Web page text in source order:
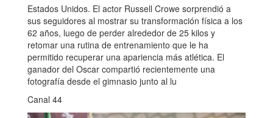
Estados Unidos. El actor Russell Crowe sorprendió a
sus seguidores al mostrar su transformación física a los
62 años, luego de perder alrededor de 25 kilos y
retomar una rutina de entrenamiento que le ha
permitido recuperar una apariencia más atlética. El
ganador del Oscar compartió recientemente una
fotografía desde el gimnasio junto al lu
Canal 44